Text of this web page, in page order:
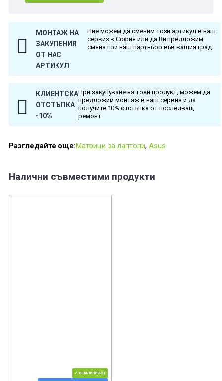
МОНТАЖ НА
ЗАКУПЕНИЯ
ОТ НАС
АРТИКУЛ
Ние можем да сменим този артикул в наш
сервиз в София или да Ви предложим
смяна при наш партньор във вашия град.
КЛИЕНТСКА
ОТСТЪПКА
-10%
При закупуване на този продукт, можем да
предложим монтаж в наш сервиз и да
получите 10% отстъпка от последващ
ремонт.
Разгледайте още:Матрици за лаптопи, Asus
Налични съвместими продукти
✓ В НАЛИЧНОСТ